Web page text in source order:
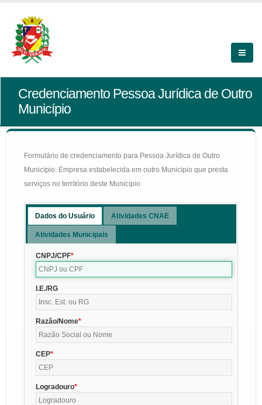
Credenciamento Pessoa Jurídica de Outro
Município
Formulário de credenciamento para Pessoa Jurídica de Outro
Município: Empresa estabelecida em outro Município que presta
serviços no território deste Município
Dados do Usuário Atividades CNAE
Atividades Municipais
CNPJ/CPF
I.E./RG
Razão/Nome
CEP
Logradouro